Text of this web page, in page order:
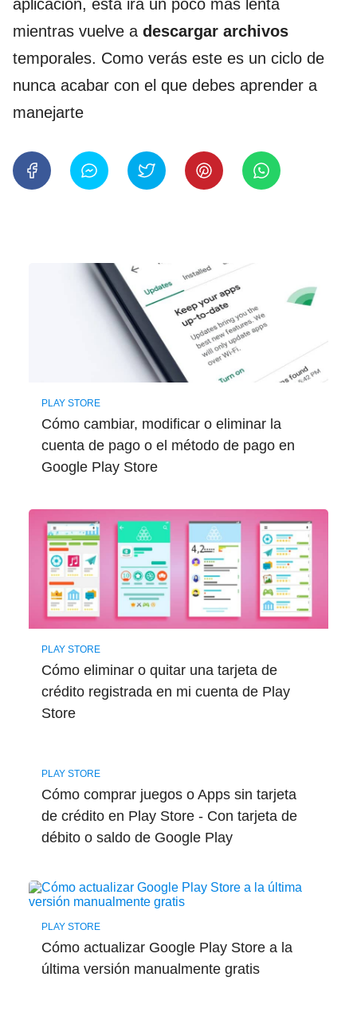
aplicación, esta irá un poco más lenta
mientras vuelve a descargar archivos
temporales. Como verás este es un ciclo de
nunca acabar con el que debes aprender a
manejarte
PLAY STORE
Cómo cambiar, modificar o eliminar la
cuenta de pago o el método de pago en
Google Play Store
PLAY STORE
Cómo eliminar o quitar una tarjeta de
crédito registrada en mi cuenta de Play
Store
PLAY STORE
Cómo comprar juegos o Apps sin tarjeta
de crédito en Play Store - Con tarjeta de
débito o saldo de Google Play
PLAY STORE
Cómo actualizar Google Play Store a la
última versión manualmente gratis